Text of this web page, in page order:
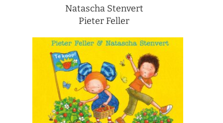
Natascha Stenvert
Pieter Feller